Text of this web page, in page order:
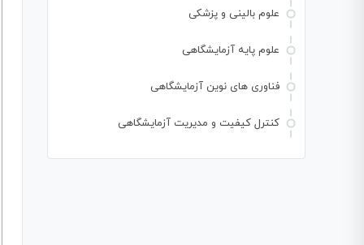
علوم بالینی و پزشکی
علوم پایه آزمایشگاهی
فناوری های نوین آزمایشگاهی
کنترل کیفیت و مدیریت آزمایشگاهی